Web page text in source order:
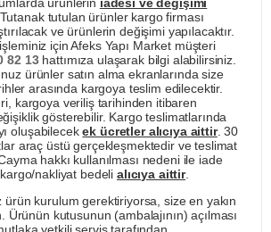
tutulan ürünler kargo firması
ve ürünlerin değişimi yapılacaktır.
için Afeks Yapı Market müşteri
82 13hattımıza ulaşarak bilgi alabilirsiniz.
ürünler satın alma ekranlarında size
arasında kargoya teslim edilecektir.
kargoya veriliş tarihinden itibaren
gösterebilir. Kargo teslimatlarında
oluşabilecekek ücretler alıcıya aittir. 30
araç üstü gerçekleşmektedir ve teslimat
hakkı kullanılması nedeni ile iade
nakliyat bedeli alıcıya aittir.
ürün kurulum gerektiriyorsa, size en yakın
Ürünün kutusunun (ambalajının) açılması